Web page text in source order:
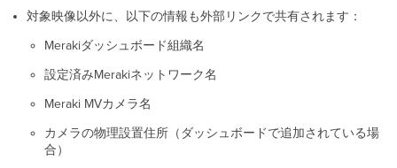
対象映像以外に、以下の情報も外部リンクで共有されます：
Merakiダッシュボード組織名
設定済みMerakiネットワーク名
Meraki MVカメラ名
カメラの物理設置住所（ダッシュボードで追加されている場
合）